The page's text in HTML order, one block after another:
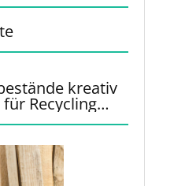
kreativ
Recycling